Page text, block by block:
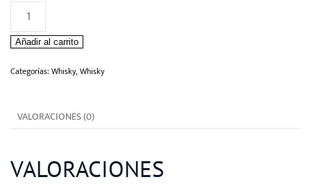
Whisky
Buchanans
Deluxe
12
cantidad
Añadir al carrito
Categorías: Whisky,Whisky
VALORACIONES (0)
VALORACIONES